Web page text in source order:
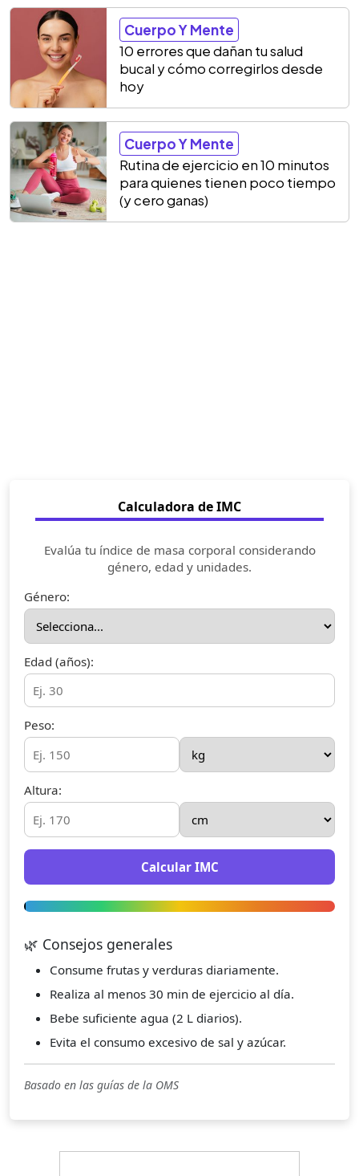
Cuerpo Y Mente
10 errores que dañan tu salud
bucal y cómo corregirlos desde
hoy
Cuerpo Y Mente
Rutina de ejercicio en 10 minutos
para quienes tienen poco tiempo
(y cero ganas)
Calculadora de IMC
Evalúa tu índice de masa corporal considerando
género, edad y unidades.
Género:
Edad (años):
Peso:
Altura:
Calcular IMC
🌿 Consejos generales
Consume frutas y verduras diariamente.
Realiza al menos 30 min de ejercicio al día.
Bebe suficiente agua (2 L diarios).
Evita el consumo excesivo de sal y azúcar.
Basado en las guías de la OMS